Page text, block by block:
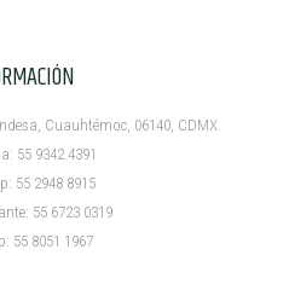
Cuauhtémoc, 06140, CDMX.
55 9342 4391
55 2948 8915
55 6723 0319
55 8051 1967